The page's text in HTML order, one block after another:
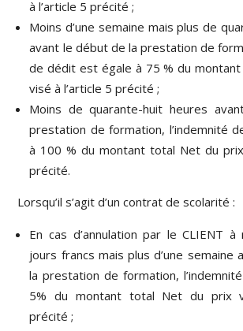
à l’article 5 précité ;
Moins d’une semaine mais plus de
avant le début de la prestation de
de dédit est égale à 75 % du
visé à l’article 5 précité ;
Moins de quarante-huit heures
prestation de formation, l’indemnité
à 100 % du montant total Net du
précité.
Lorsqu’il s’agit d’un contrat de scolarité :
En cas d’annulation par le CLIENT
jours francs mais plus d’une semaine
la prestation de formation,
5% du montant total Net du prix
précité ;